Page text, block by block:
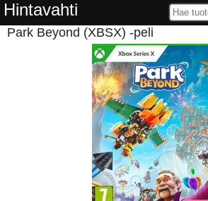
Hintavahti
Park Beyond (XBSX) -peli